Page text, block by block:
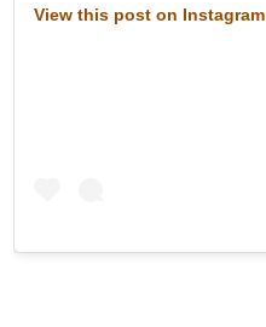
View this post on Instagram